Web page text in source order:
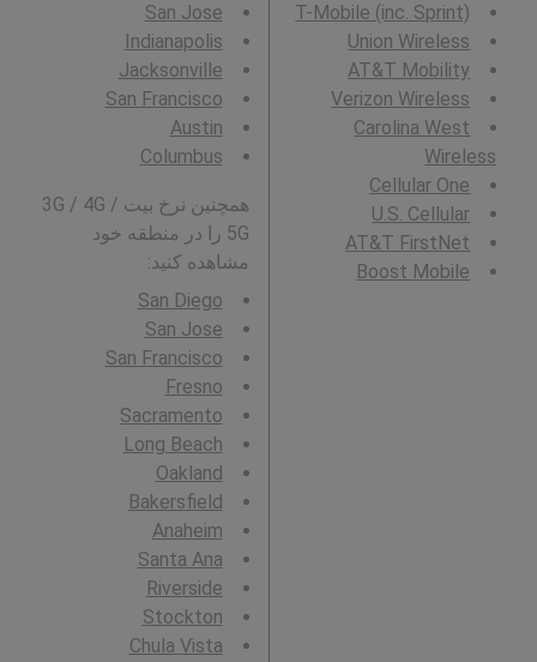
T-Mobile (inc. Sprint)
Union Wireless
AT&T Mobility
Verizon Wireless
Carolina West
Wireless
Cellular One
U.S. Cellular
AT&T FirstNet
Boost Mobile
San Jose
Indianapolis
Jacksonville
San Francisco
Austin
Columbus
همچنین نرخ بیت 3G / 4G /
5G را در منطقه خود
مشاهده کنید:
San Diego
San Jose
San Francisco
Fresno
Sacramento
Long Beach
Oakland
Bakersfield
Anaheim
Santa Ana
Riverside
Stockton
Chula Vista